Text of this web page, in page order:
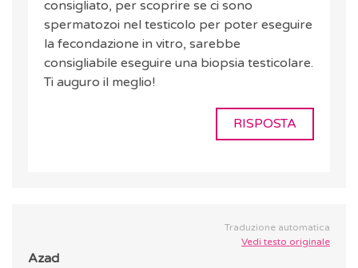
consigliato, per scoprire se ci sono
spermatozoi nel testicolo per poter eseguire
la fecondazione in vitro, sarebbe
consigliabile eseguire una biopsia testicolare.
Ti auguro il meglio!
RISPOSTA
Traduzione automatica
Vedi testo originale
Azad